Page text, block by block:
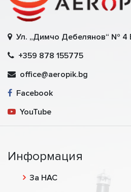
Ул. „Димчо Дебелянов“ № 4
+359 878 155775
office@aeropik.bg
Facebook
YouTube
Информация
За НАС